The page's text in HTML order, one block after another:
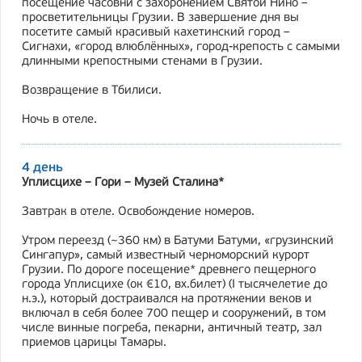
посещение часовни с захоронением Святой Нино –
просветительницы Грузии. В завершение дня вы
посетите самый красивый кахетинский город –
Сигнахи, «город влюблённых», город-крепость с самыми
длинными крепостными стенами в Грузии.
Возвращение в Тбилиси.
Ночь в отеле.
4 день
Уплисцихе – Гори – Музей Сталина*
Завтрак в отеле. Освобождение номеров.
Утром переезд (~360 км) в Батуми Батуми, «грузинский
Сингапур», самый известный черноморский курорт
Грузии. По дороге посещение* древнего пещерного
города Уплисцихе (ок €10, вх.билет) (I тысячелетие до
н.э.), который достраивался на протяжении веков и
включал в себя более 700 пещер и сооружений, в том
числе винные погреба, пекарни, античный театр, зал
приемов царицы Тамары.